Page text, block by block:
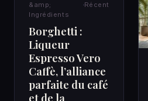
&amp;
Ingrédients
Récent
Borghetti :
Liqueur
Espresso Vero
Caffè, l’alliance
parfaite du café
et de la